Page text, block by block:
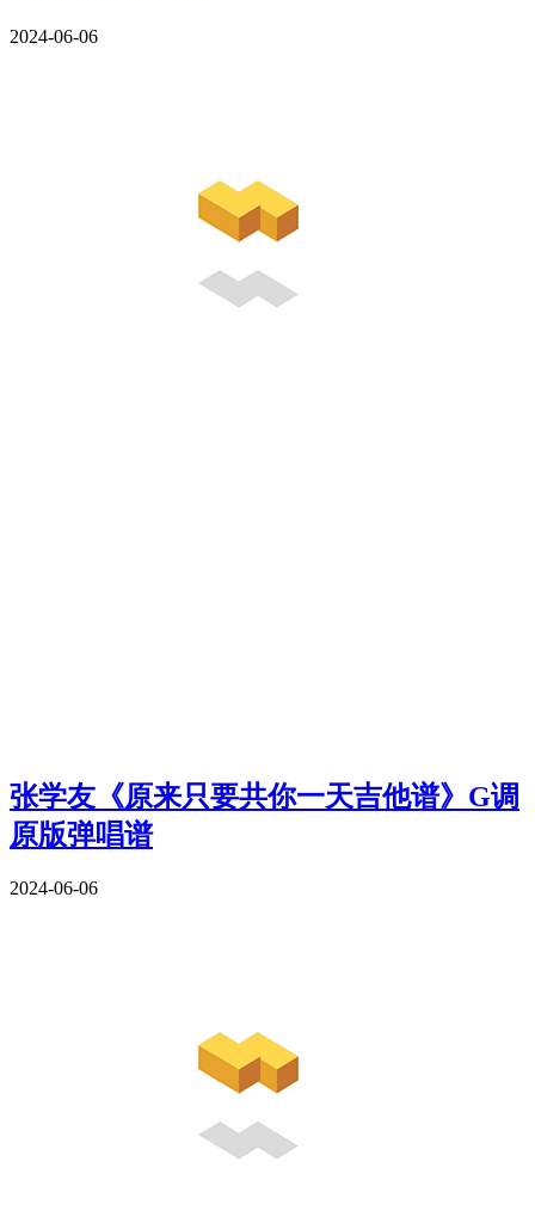
2024-06-06
张学友《原来只要共你一天吉他谱》G调
原版弹唱谱
2024-06-06